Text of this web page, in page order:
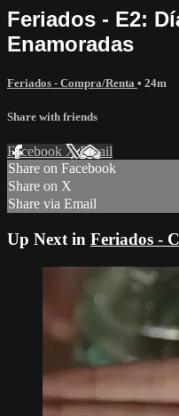
Feriados - E2:
Enamoradas
Feriados - Compra/Renta • 24m
Share with friends
Facebook XEmail
Share on Facebook
Share on X
Share via Email
Up Next in Feriados -